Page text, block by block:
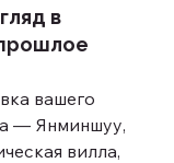
в
вашего
— Янминшуу,
вилла,